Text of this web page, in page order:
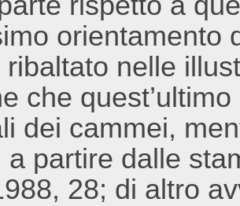
orientamento
ribaltato nelle
che
dei cammei,
a partire dalle
28; di altro